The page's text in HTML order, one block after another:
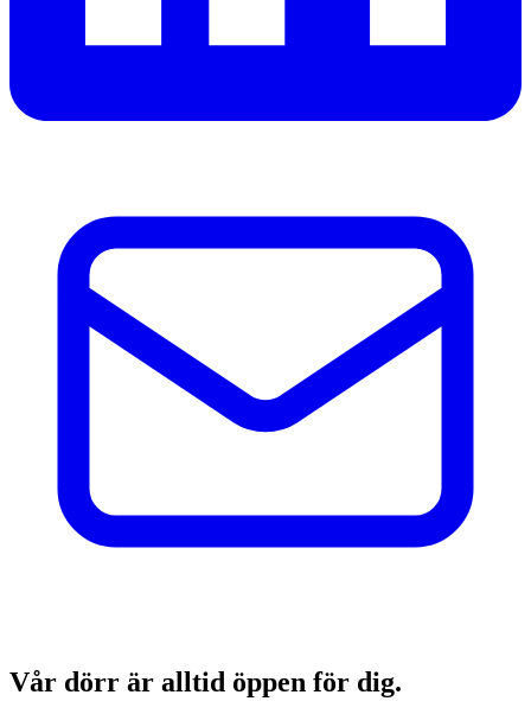
Vår dörr är alltid öppen för dig.